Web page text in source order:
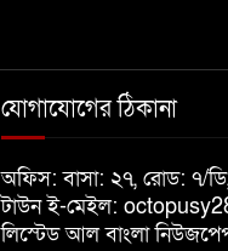
যোগাযোগের ঠিকানা
অফিস: বাসা: ২৭, রোড: ৭/
টাউন ই-মেইল:
লিস্টেড আল বাংলা